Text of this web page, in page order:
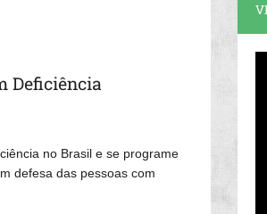
Deficiência
no Brasil e se programe
defesa das pessoas com